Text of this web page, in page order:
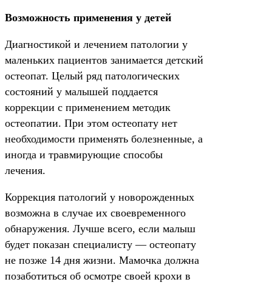
Возможность применения у детей
Диагностикой и лечением патологии у
маленьких пациентов занимается детский
остеопат. Целый ряд патологических
состояний у малышей поддается
коррекции с применением методик
остеопатии. При этом остеопату нет
необходимости применять болезненные, а
иногда и травмирующие способы
лечения.
Коррекция патологий у новорожденных
возможна в случае их своевременного
обнаружения. Лучше всего, если малыш
будет показан специалисту — остеопату
не позже 14 дня жизни. Мамочка должна
позаботиться об осмотре своей крохи в